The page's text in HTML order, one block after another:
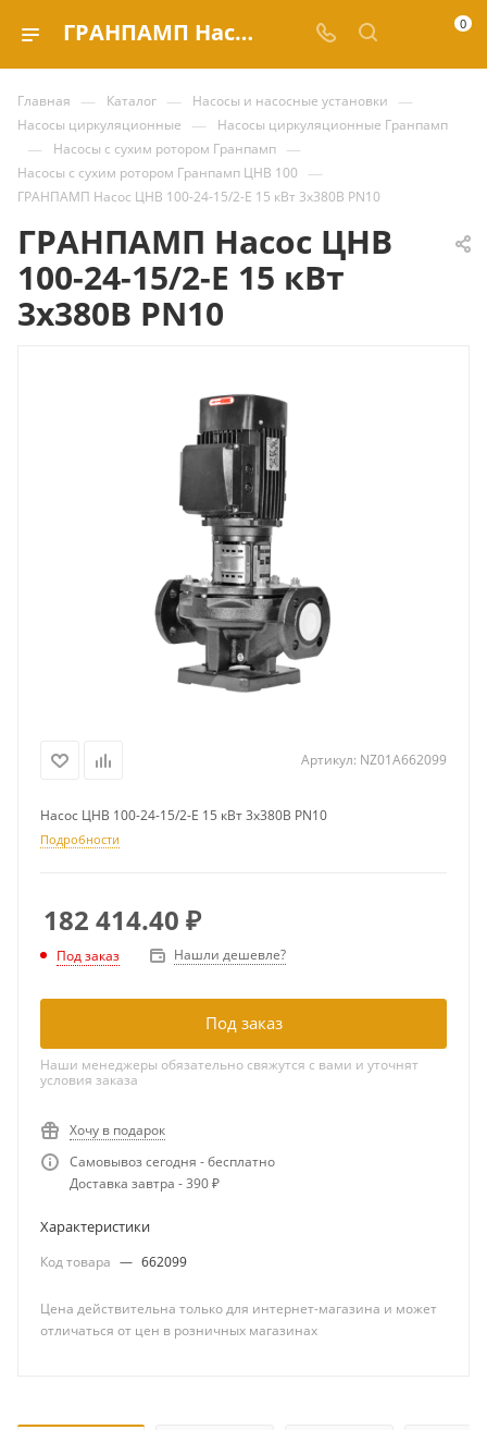
ГРАНПАМП Насос ЦНВ 100-24-15/2-Е 15 кВт 3х380В PN10 купить за 182 414.40 ₽ | Valve.ru 0
Главная — Каталог — Насосы и насосные установки —
Насосы циркуляционные — Насосы циркуляционные Гранпамп
— Насосы с сухим ротором Гранпамп —
Насосы с сухим ротором Гранпамп ЦНВ 100 —
ГРАНПАМП Насос ЦНВ 100-24-15/2-Е 15 кВт 3х380В PN10
ГРАНПАМП Насос ЦНВ
100-24-15/2-Е 15 кВт
3х380В PN10
Артикул: NZ01A662099
Насос ЦНВ 100-24-15/2-Е 15 кВт 3х380В PN10
Подробности
182 414.40 ₽
Под заказ Нашли дешевле?
Под заказ
Наши менеджеры обязательно свяжутся с вами и уточнят
условия заказа
Хочу в подарок
Самовывоз сегодня - бесплатно
Доставка завтра - 390 ₽
Характеристики
Код товара — 662099
Цена действительна только для интернет-магазина и может
отличаться от цен в розничных магазинах